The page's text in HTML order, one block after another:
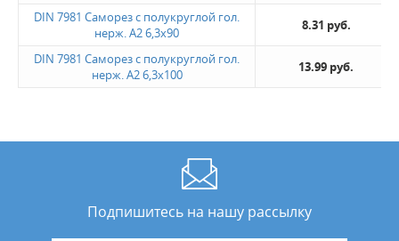
DIN 7981 Саморез с полукруглой гол.
нерж. А2 6,3х90
8.31 руб.
DIN 7981 Саморез с полукруглой гол.
нерж. А2 6,3х100
13.99 руб.
Подпишитесь на нашу рассылку